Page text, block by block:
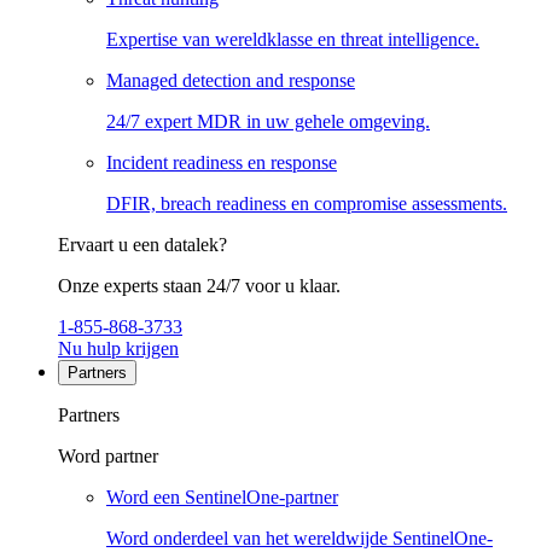
Expertise van wereldklasse en threat intelligence.
Managed detection and response
24/7 expert MDR in uw gehele omgeving.
Incident readiness en response
DFIR, breach readiness en compromise assessments.
Ervaart u een datalek?
Onze experts staan 24/7 voor u klaar.
1-855-868-3733
Nu hulp krijgen
Partners
Partners
Word partner
Word een SentinelOne-partner
Word onderdeel van het wereldwijde SentinelOne-